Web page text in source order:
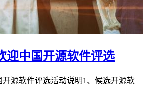
迎中国开源软件评选
开源软件评选活动说明1、候选开源软